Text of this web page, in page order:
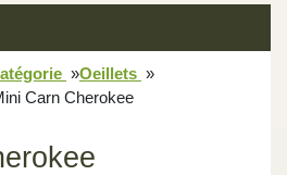
»Oeillets »
Carn Cherokee